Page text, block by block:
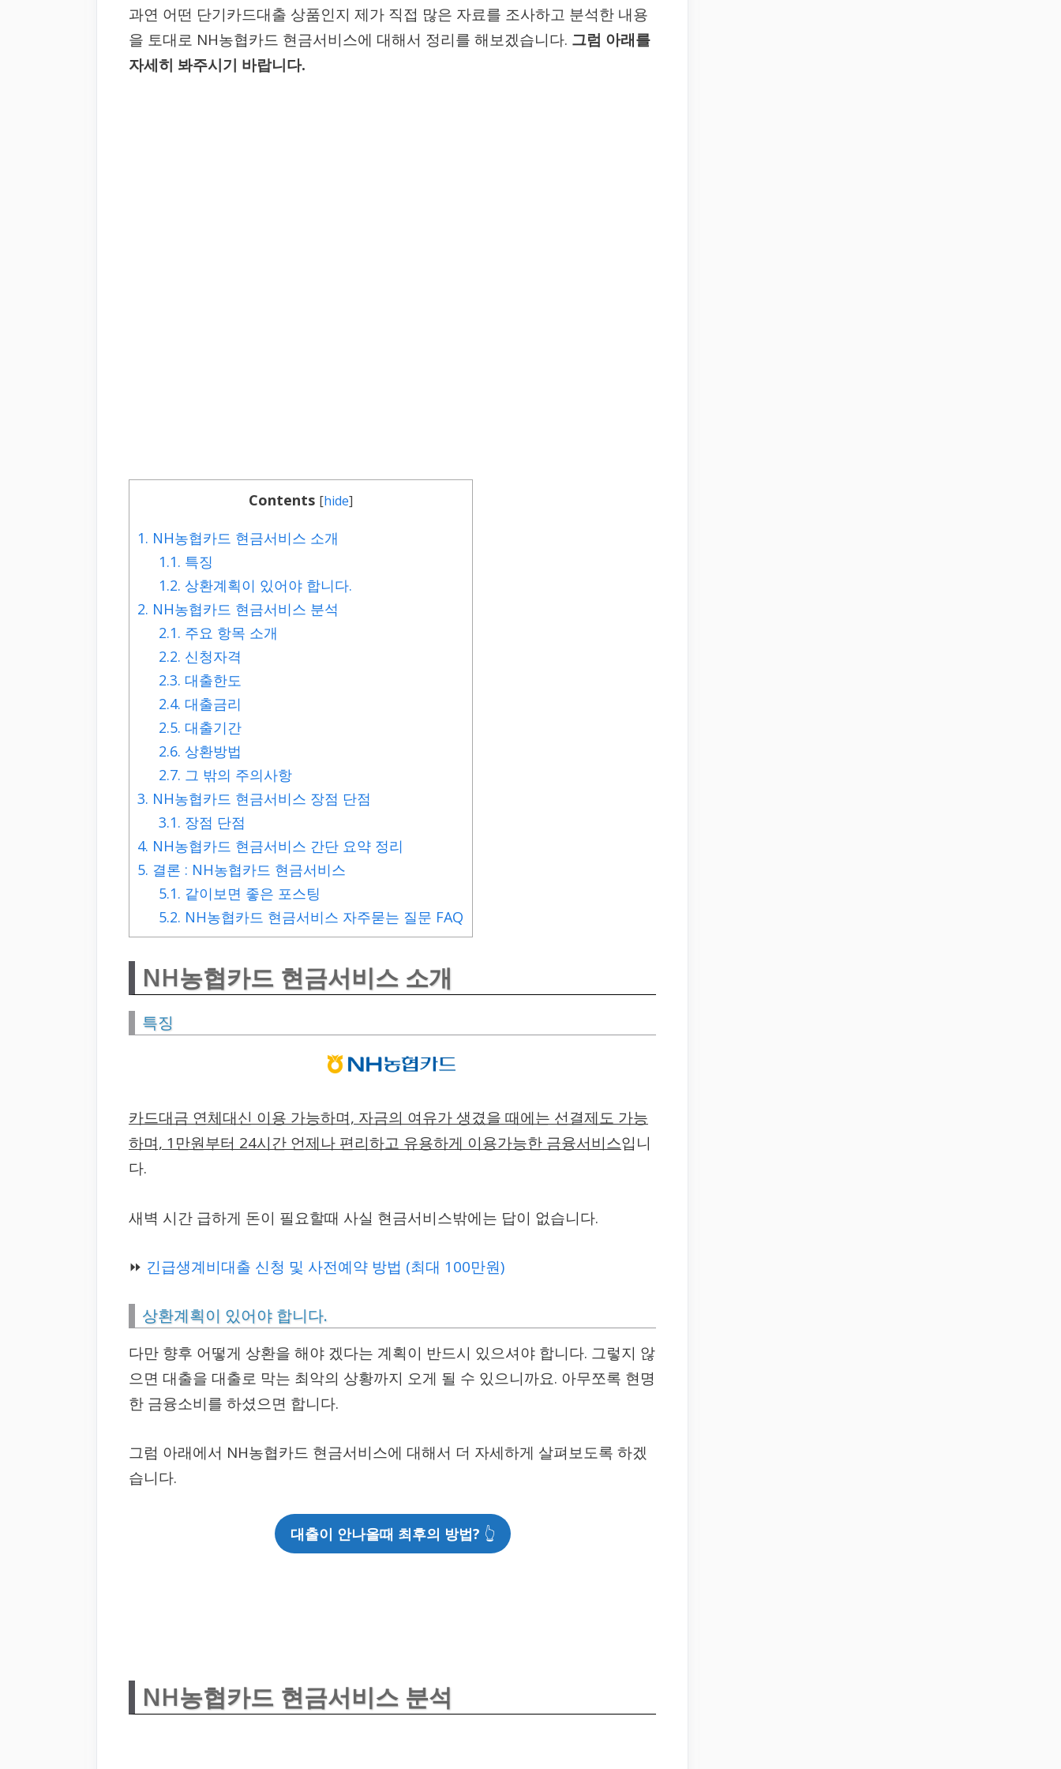
과연 어떤 단기카드대출 상품인지 제가 직접 많은 자료를 조사하고 분석한 내용
을 토대로 NH농협카드 현금서비스에 대해서 정리를 해보겠습니다. 그럼 아래를
자세히 봐주시기 바랍니다.
Contents [hide]
1. NH농협카드 현금서비스 소개
1.1. 특징
1.2. 상환계획이 있어야 합니다.
2. NH농협카드 현금서비스 분석
2.1. 주요 항목 소개
2.2. 신청자격
2.3. 대출한도
2.4. 대출금리
2.5. 대출기간
2.6. 상환방법
2.7. 그 밖의 주의사항
3. NH농협카드 현금서비스 장점 단점
3.1. 장점 단점
4. NH농협카드 현금서비스 간단 요약 정리
5. 결론 : NH농협카드 현금서비스
5.1. 같이보면 좋은 포스팅
5.2. NH농협카드 현금서비스 자주묻는 질문 FAQ
NH농협카드 현금서비스 소개
특징
카드대금 연체대신 이용 가능하며, 자금의 여유가 생겼을 때에는 선결제도 가능
하며, 1만원부터 24시간 언제나 편리하고 유용하게 이용가능한 금융서비스입니
다.
새벽 시간 급하게 돈이 필요할때 사실 현금서비스밖에는 답이 없습니다.
⏩ 긴급생계비대출 신청 및 사전예약 방법 (최대 100만원)
상환계획이 있어야 합니다.
다만 향후 어떻게 상환을 해야 겠다는 계획이 반드시 있으셔야 합니다. 그렇지 않
으면 대출을 대출로 막는 최악의 상황까지 오게 될 수 있으니까요. 아무쪼록 현명
한 금융소비를 하셨으면 합니다.
그럼 아래에서 NH농협카드 현금서비스에 대해서 더 자세하게 살펴보도록 하겠
습니다.
대출이 안나올때 최후의 방법? 👆
NH농협카드 현금서비스 분석